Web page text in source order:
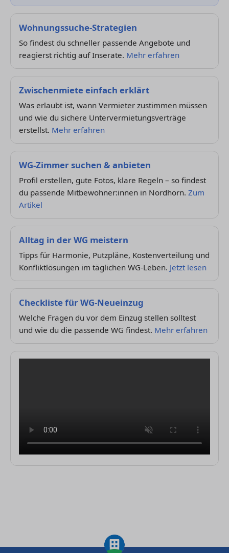
Wohnungssuche-Strategien
So findest du schneller passende Angebote und
reagierst richtig auf Inserate. Mehr erfahren
Zwischenmiete einfach erklärt
Was erlaubt ist, wann Vermieter zustimmen müssen
und wie du sichere Untervermietungsverträge
erstellst. Mehr erfahren
WG-Zimmer suchen & anbieten
Profil erstellen, gute Fotos, klare Regeln – so findest
du passende Mitbewohner:innen in Nordhorn. Zum
Artikel
Alltag in der WG meistern
Tipps für Harmonie, Putzpläne, Kostenverteilung und
Konfliktlösungen im täglichen WG-Leben. Jetzt lesen
Checkliste für WG-Neueinzug
Welche Fragen du vor dem Einzug stellen solltest
und wie du die passende WG findest. Mehr erfahren